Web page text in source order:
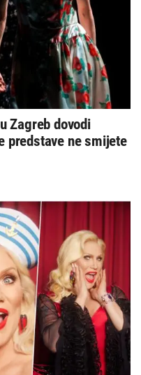
Zagreb dovodi
predstave ne smijete